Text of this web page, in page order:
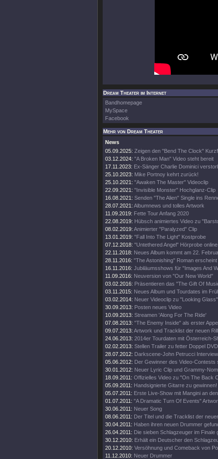
Dream Theater im Internet
Bandhomepage
MySpace
Facebook
Mehr von Dream Theater
News
05.09.2025: Zeigen den "Bend The Clock"
03.12.2024: "A Broken Man" Video steht bereit
17.11.2023: Ex-Sänger Charlie Dominici
25.10.2023: Mike Portnoy kehrt zurück!
25.10.2021: "Awaken The Master" Videoclip
22.09.2021: "Invisible Monster" Hochglanz-Clip
16.08.2021: Senden "The Alien" Single ins
28.07.2021: Albumnews und tolles Artwork
11.09.2019: Fette Tour Anfang 2020
22.08.2019: Hübsch animiertes Video zu
08.02.2019: Animierter "Paralyzed" Clip
13.01.2019: "Fall Into The Light" Kostprobe
07.12.2018: "Untethered Angel" Hörprobe online
22.11.2018: Neues Album kommt am 22.
28.11.2016: "The Astonishing" Roman erscheint
16.11.2016: Jubiläumsshows für "Images And
11.09.2016: Neuversion von "Our New World"
03.02.2016: Präsentieren das "The Gift Of
03.11.2015: Neues Album und Tourdates im
03.02.2014: Neuer Videoclip zu "Looking
30.09.2013: Posten neues Video
10.09.2013: Streamen 'Along For The Ride'
07.08.2013: "The Enemy Inside" als erster
09.07.2013: Artwork und Tracklist der neuen
24.06.2013: 2014er Tourdaten mit Österreich-
02.02.2013: Stellen Trailer zu fetter Doppel
28.07.2012: Darkscene-John Petrucci
05.06.2012: Der Gewinner des Video-Contests
30.01.2012: Neuer Lyric Clip und Grammy-
18.09.2011: Offizielles Video zu "On The Back
05.09.2011: Handsignierte Gitarre zu gewinnen!
05.07.2011: Erste Live-Show mit Mangini an
01.07.2011: "A Dramatic Turn Of Events"
30.06.2011: Neuer Song
08.06.2011: Der Titel und die Tracklist der
30.04.2011: Haben ihren neuen Drummer
26.04.2011: Die sieben Schlagzeuger im Finale
30.12.2010: Erhält ein Deutscher den
20.12.2010: Versöhnung und Comeback von
11.12.2010: Neuer Drummer